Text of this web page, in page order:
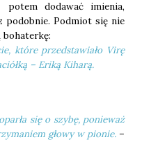
dodawać imienia,
podobnie. Podmiot się nie
bohaterkę:
które przedstawiało Virę
– Eriką Kiharą.
się o szybę, ponieważ
głowy w pionie. –